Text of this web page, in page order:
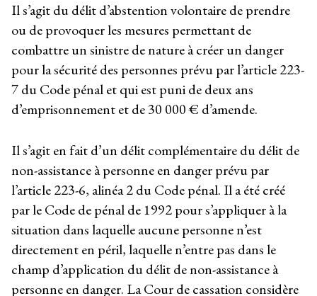
Il s’agit du délit d’abstention volontaire de prendre
ou de provoquer les mesures permettant de
combattre un sinistre de nature à créer un danger
pour la sécurité des personnes prévu par l’article 223-
7 du Code pénal et qui est puni de deux ans
d’emprisonnement et de 30 000 € d’amende.
Il s’agit en fait d’un délit complémentaire du délit de
non-assistance à personne en danger prévu par
l’article 223-6, alinéa 2 du Code pénal. Il a été créé
par le Code de pénal de 1992 pour s’appliquer à la
situation dans laquelle aucune personne n’est
directement en péril, laquelle n’entre pas dans le
champ d’application du délit de non-assistance à
personne en danger. La Cour de cassation considère